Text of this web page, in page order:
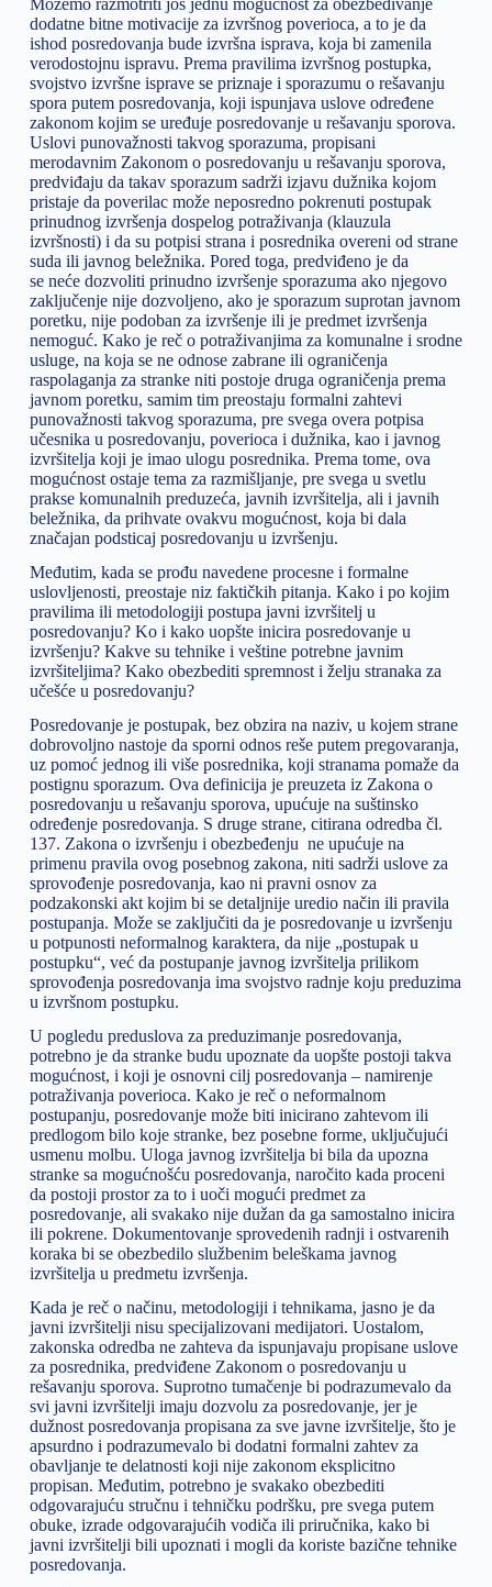
Možemo razmotriti još jednu mogućnost za obezbeđivanje
dodatne bitne motivacije za izvršnog poverioca, a to je da
ishod posredovanja bude izvršna isprava, koja bi zamenila
verodostojnu ispravu. Prema pravilima izvršnog postupka,
svojstvo izvršne isprave se priznaje i sporazumu o rešavanju
spora putem posredovanja, koji ispunjava uslove određene
zakonom kojim se uređuje posredovanje u rešavanju sporova.
Uslovi punovažnosti takvog sporazuma, propisani
merodavnim Zakonom o posredovanju u rešavanju sporova,
predviđaju da takav sporazum sadrži izjavu dužnika kojom
pristaje da poverilac može neposredno pokrenuti postupak
prinudnog izvršenja dospelog potraživanja (klauzula
izvršnosti) i da su potpisi strana i posrednika overeni od strane
suda ili javnog beležnika. Pored toga, predviđeno je da
se neće dozvoliti prinudno izvršenje sporazuma ako njegovo
zaključenje nije dozvoljeno, ako je sporazum suprotan javnom
poretku, nije podoban za izvršenje ili je predmet izvršenja
nemoguć. Kako je reč o potraživanjima za komunalne i srodne
usluge, na koja se ne odnose zabrane ili ograničenja
raspolaganja za stranke niti postoje druga ograničenja prema
javnom poretku, samim tim preostaju formalni zahtevi
punovažnosti takvog sporazuma, pre svega overa potpisa
učesnika u posredovanju, poverioca i dužnika, kao i javnog
izvršitelja koji je imao ulogu posrednika. Prema tome, ova
mogućnost ostaje tema za razmišljanje, pre svega u svetlu
prakse komunalnih preduzeća, javnih izvršitelja, ali i javnih
beležnika, da prihvate ovakvu mogućnost, koja bi dala
značajan podsticaj posredovanju u izvršenju.
Međutim, kada se prođu navedene procesne i formalne
uslovljenosti, preostaje niz faktičkih pitanja. Kako i po kojim
pravilima ili metodologiji postupa javni izvršitelj u
posredovanju? Ko i kako uopšte inicira posredovanje u
izvršenju? Kakve su tehnike i veštine potrebne javnim
izvršiteljima? Kako obezbediti spremnost i želju stranaka za
učešće u posredovanju?
Posredovanje je postupak, bez obzira na naziv, u kojem strane
dobrovoljno nastoje da sporni odnos reše putem pregovaranja,
uz pomoć jednog ili više posrednika, koji stranama pomaže da
postignu sporazum. Ova definicija je preuzeta iz Zakona o
posredovanju u rešavanju sporova, upućuje na suštinsko
određenje posredovanja. S druge strane, citirana odredba čl.
137. Zakona o izvršenju i obezbeđenju ne upućuje na
primenu pravila ovog posebnog zakona, niti sadrži uslove za
sprovođenje posredovanja, kao ni pravni osnov za
podzakonski akt kojim bi se detaljnije uredio način ili pravila
postupanja. Može se zaključiti da je posredovanje u izvršenju
u potpunosti neformalnog karaktera, da nije „postupak u
postupku“, već da postupanje javnog izvršitelja prilikom
sprovođenja posredovanja ima svojstvo radnje koju preduzima
u izvršnom postupku.
U pogledu preduslova za preduzimanje posredovanja,
potrebno je da stranke budu upoznate da uopšte postoji takva
mogućnost, i koji je osnovni cilj posredovanja – namirenje
potraživanja poverioca. Kako je reč o neformalnom
postupanju, posredovanje može biti inicirano zahtevom ili
predlogom bilo koje stranke, bez posebne forme, uključujući
usmenu molbu. Uloga javnog izvršitelja bi bila da upozna
stranke sa mogućnošću posredovanja, naročito kada proceni
da postoji prostor za to i uoči mogući predmet za
posredovanje, ali svakako nije dužan da ga samostalno inicira
ili pokrene. Dokumentovanje sprovedenih radnji i ostvarenih
koraka bi se obezbedilo službenim beleškama javnog
izvršitelja u predmetu izvršenja.
Kada je reč o načinu, metodologiji i tehnikama, jasno je da
javni izvršitelji nisu specijalizovani medijatori. Uostalom,
zakonska odredba ne zahteva da ispunjavaju propisane uslove
za posrednika, predviđene Zakonom o posredovanju u
rešavanju sporova. Suprotno tumačenje bi podrazumevalo da
svi javni izvršitelji imaju dozvolu za posredovanje, jer je
dužnost posredovanja propisana za sve javne izvršitelje, što je
apsurdno i podrazumevalo bi dodatni formalni zahtev za
obavljanje te delatnosti koji nije zakonom eksplicitno
propisan. Međutim, potrebno je svakako obezbediti
odgovarajuću stručnu i tehničku podršku, pre svega putem
obuke, izrade odgovarajućih vodiča ili priručnika, kako bi
javni izvršitelji bili upoznati i mogli da koriste bazične tehnike
posredovanja.